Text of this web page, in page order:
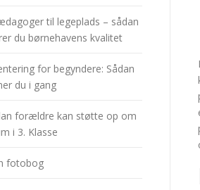
til legeplads – sådan
du børnehavens kvalitet
for begyndere: Sådan
du i gang
forældre kan støtte op om
i 3. Klasse
fotobog